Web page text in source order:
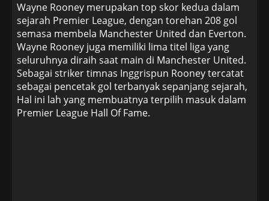
Wayne Rooney merupakan top skor kedua dalam
sejarah Premier League, dengan torehan 208 gol
semasa membela Manchester United dan Everton.
Wayne Rooney juga memiliki lima titel liga yang
seluruhnya diraih saat main di Manchester United.
Sebagai striker timnas Inggrispun Rooney tercatat
sebagai pencetak gol terbanyak sepanjang sejarah,
Hal ini lah yang membuatnya terpilih masuk dalam
Premier League Hall Of Fame.